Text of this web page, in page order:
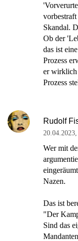
Skandal.
Ob der
das ist
Prozess
er wirklich
Prozess
Rudolf
20.04.2023,
Wer mit
Nazen.
Das ist
"Der
Sind das